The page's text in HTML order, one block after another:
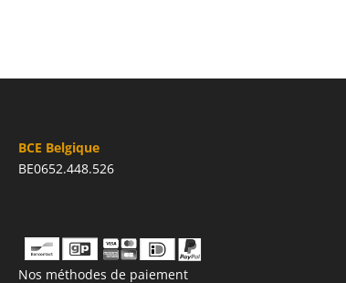
BCE Belgique
BE0652.448.526
Nos méthodes de paiement